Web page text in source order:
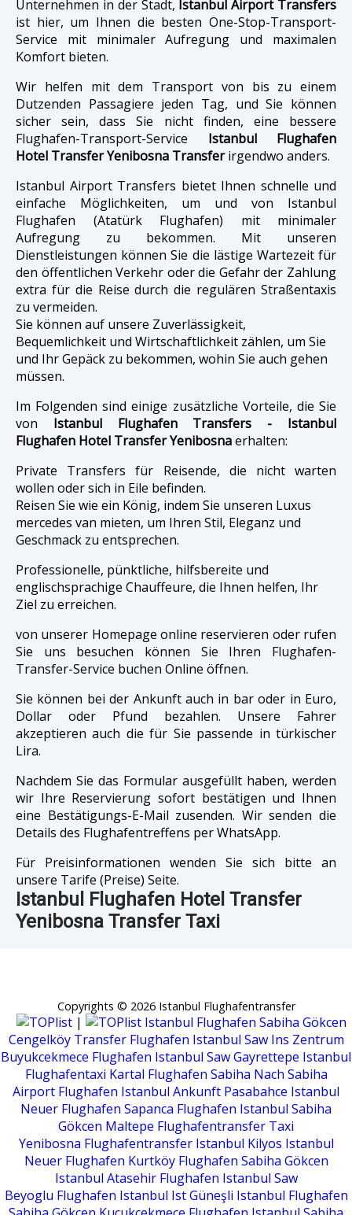
Unternehmen in der Stadt, Istanbul Airport Transfers
ist hier, um Ihnen die besten One-Stop-Transport-
Service mit minimaler Aufregung und maximalen
Komfort bieten.
Wir helfen mit dem Transport von bis zu einem
Dutzenden Passagiere jeden Tag, und Sie können
sicher sein, dass Sie nicht finden, eine bessere
Flughafen-Transport-Service Istanbul Flughafen
Hotel Transfer Yenibosna Transferirgendwo anders.
Istanbul Airport Transfers bietet Ihnen schnelle und
einfache Möglichkeiten, um und von Istanbul
Flughafen (Atatürk Flughafen) mit minimaler
Aufregung zu bekommen. Mit unseren
Dienstleistungen können Sie die lästige Wartezeit für
den öffentlichen Verkehr oder die Gefahr der Zahlung
extra für die Reise durch die regulären Straßentaxis
zu vermeiden.
Sie können auf unsere Zuverlässigkeit,
Bequemlichkeit und Wirtschaftlichkeit zählen, um Sie
und Ihr Gepäck zu bekommen, wohin Sie auch gehen
müssen.
Im Folgenden sind einige zusätzliche Vorteile, die Sie
von Istanbul Flughafen Transfers - Istanbul
Flughafen Hotel Transfer Yenibosnaerhalten:
Private Transfers für Reisende, die nicht warten
wollen oder sich in Eile befinden.
Reisen Sie wie ein König, indem Sie unseren Luxus
mercedes van mieten, um Ihren Stil, Eleganz und
Geschmack zu entsprechen.
Professionelle, pünktliche, hilfsbereite und
englischsprachige Chauffeure, die Ihnen helfen, Ihr
Ziel zu erreichen.
von unserer Homepage online reservieren oder rufen
Sie uns besuchen können Sie Ihren Flughafen-
Transfer-Service buchen Online öffnen.
Sie können bei der Ankunft auch in bar oder in Euro,
Dollar oder Pfund bezahlen. Unsere Fahrer
akzeptieren auch die für Sie passende in türkischer
Lira.
Nachdem Sie das Formular ausgefüllt haben, werden
wir Ihre Reservierung sofort bestätigen und Ihnen
eine Bestätigungs-E-Mail zusenden. Wir senden die
Details des Flughafentreffens per WhatsApp.
Für Preisinformationen wenden Sie sich bitte an
unsere Tarife (Preise) Seite.
Istanbul Flughafen Hotel Transfer
Yenibosna Transfer Taxi
Copyrights © 2026 Istanbul Flughafentransfer
|
Istanbul Flughafen Sabiha Gökcen
Cengelköy Transfer Flughafen Istanbul Saw Ins Zentrum
Buyukcekmece Flughafen Istanbul Saw Gayrettepe Istanbul
Flughafentaxi Kartal Flughafen Sabiha Nach Sabiha
Airport Flughafen Istanbul Ankunft Pasabahce Istanbul
Neuer Flughafen Sapanca Flughafen Istanbul Sabiha
Gökcen Maltepe Flughafentransfer Taxi
Yenibosna Flughafentransfer Istanbul Kilyos Istanbul
Neuer Flughafen Kurtköy Flughafen Sabiha Gökcen
Istanbul Atasehir Flughafen Istanbul Saw
Beyoglu Flughafen Istanbul Ist Güneşli Istanbul Flughafen